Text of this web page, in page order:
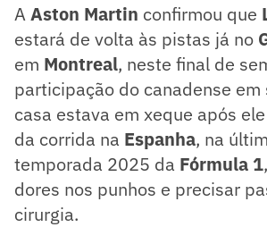
AAston Martin confirmou que
estará de volta às pistas já no
em Montreal, neste final de
participação do canadense em
casa estava em xeque após
da corrida na Espanha, na
temporada 2025 da Fórmula 1
dores nos punhos e precisar
cirurgia.